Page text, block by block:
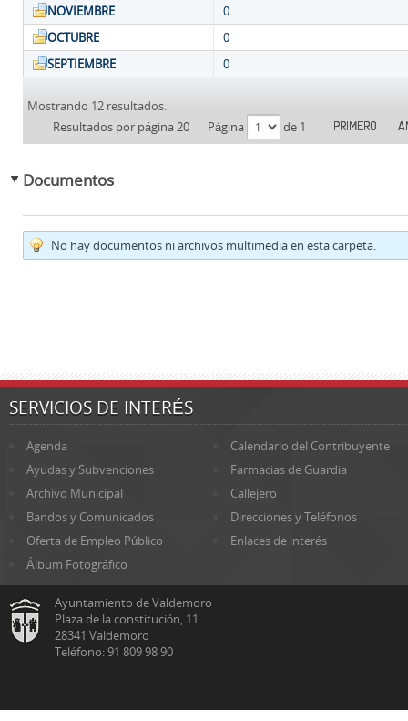
NOVIEMBRE
0
OCTUBRE
0
SEPTIEMBRE
0
Mostrando 12 resultados.
Resultados por página 20
Página de 1 PRIMERO
Documentos
No hay documentos ni archivos multimedia en esta carpeta.
SERVICIOS DE INTERÉS
Agenda
Calendario del Contribuyente
Ayudas y Subvenciones
Farmacias de Guardia
Archivo Municipal
Callejero
Bandos y Comunicados
Direcciones y Teléfonos
Oferta de Empleo Público
Enlaces de interés
Álbum Fotográfico
Ayuntamiento de Valdemoro
Plaza de la constitución, 11
28341 Valdemoro
Teléfono: 91 809 98 90